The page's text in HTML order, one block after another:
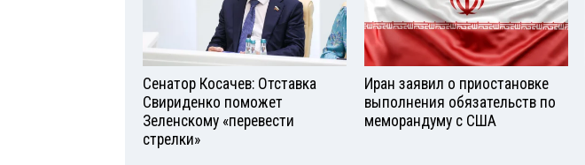
Сенатор Косачев: Отставка
Свириденко поможет
Зеленскому «перевести
стрелки»
Иран заявил о приостановке
выполнения обязательств по
меморандуму с США